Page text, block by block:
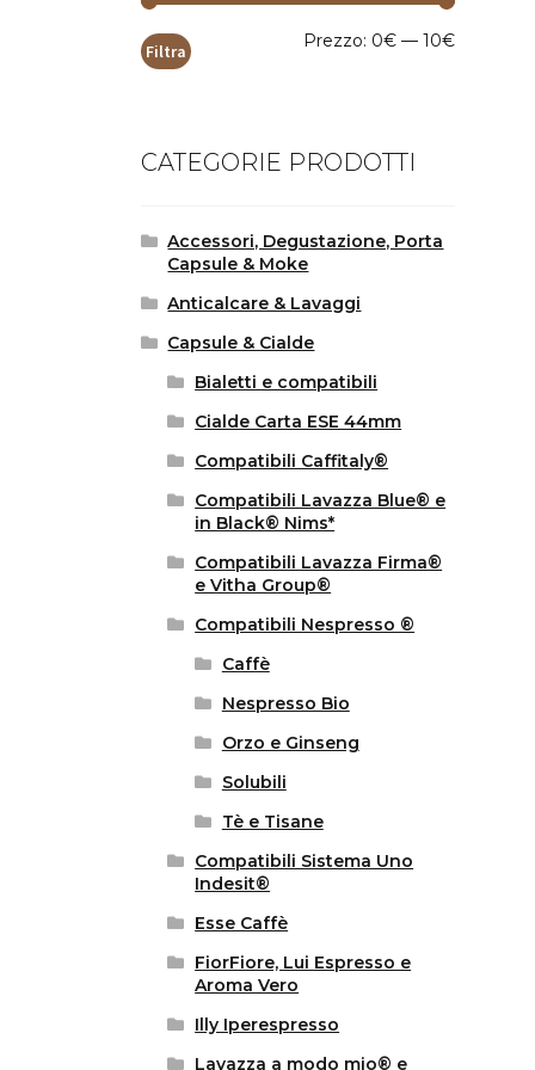
Prezzo
Prezzo
Filtra Prezzo: 0€— 10€
CATEGORIE PRODOTTI
Accessori, Degustazione, Porta
Capsule & Moke
Anticalcare & Lavaggi
Capsule & Cialde
Bialetti e compatibili
Cialde Carta ESE 44mm
Compatibili Caffitaly®
Compatibili Lavazza Blue® e
in Black® Nims*
Compatibili Lavazza Firma®
e Vitha Group®
Compatibili Nespresso ®
Caffè
Nespresso Bio
Orzo e Ginseng
Solubili
Tè e Tisane
Compatibili Sistema Uno
Indesit®
Esse Caffè
FiorFiore, Lui Espresso e
Aroma Vero
Illy Iperespresso
Lavazza a modo mio® e